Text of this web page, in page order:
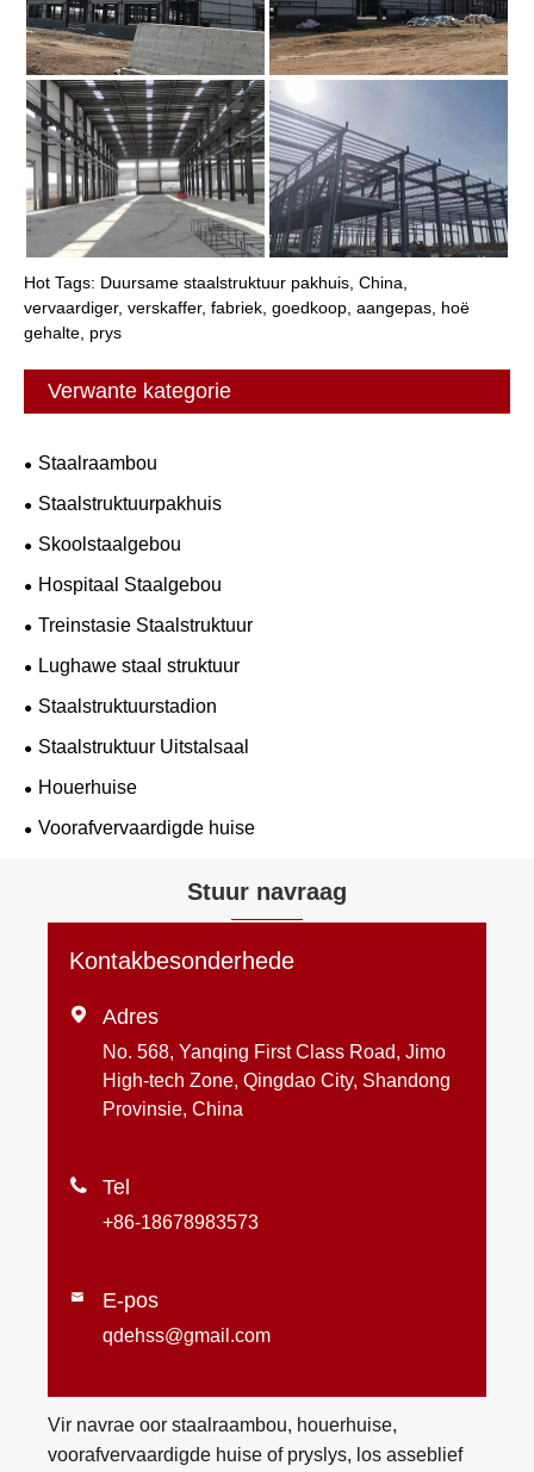
Hot Tags: Duursame staalstruktuur pakhuis, China,
vervaardiger, verskaffer, fabriek, goedkoop, aangepas, hoë
gehalte, prys
Verwante kategorie
Staalraambou
Staalstruktuurpakhuis
Skoolstaalgebou
Hospitaal Staalgebou
Treinstasie Staalstruktuur
Lughawe staal struktuur
Staalstruktuurstadion
Staalstruktuur Uitstalsaal
Houerhuise
Voorafvervaardigde huise
Stuur navraag
Kontakbesonderhede
 Adres
No. 568, Yanqing First Class Road, Jimo
High-tech Zone, Qingdao City, Shandong
Provinsie, China
 Tel
+86-18678983573
 E-pos
qdehss@gmail.com
Vir navrae oor staalraambou, houerhuise,
voorafvervaardigde huise of pryslys, los asseblief